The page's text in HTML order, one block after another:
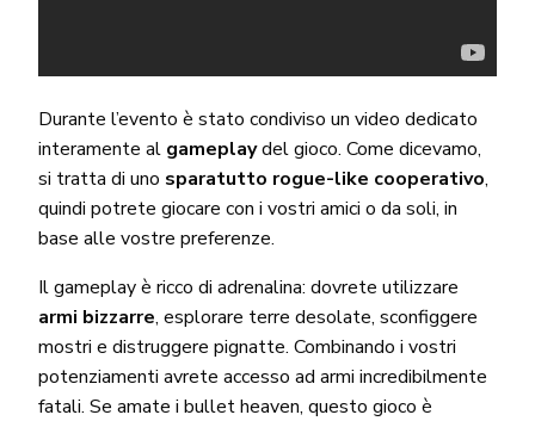
Durante l’evento è stato condiviso un video dedicato
interamente al gameplaydel gioco. Come dicevamo,
si tratta di uno sparatutto rogue-like cooperativo,
quindi potrete giocare con i vostri amici o da soli, in
base alle vostre preferenze.
Il gameplay è ricco di adrenalina: dovrete utilizzare
armi bizzarre, esplorare terre desolate, sconfiggere
mostri e distruggere pignatte. Combinando i vostri
potenziamenti avrete accesso ad armi incredibilmente
fatali. Se amate i bullet heaven, questo gioco è